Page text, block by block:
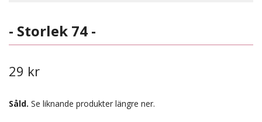
- Storlek 74 -
29 kr
Såld. Se liknande produkter längre ner.